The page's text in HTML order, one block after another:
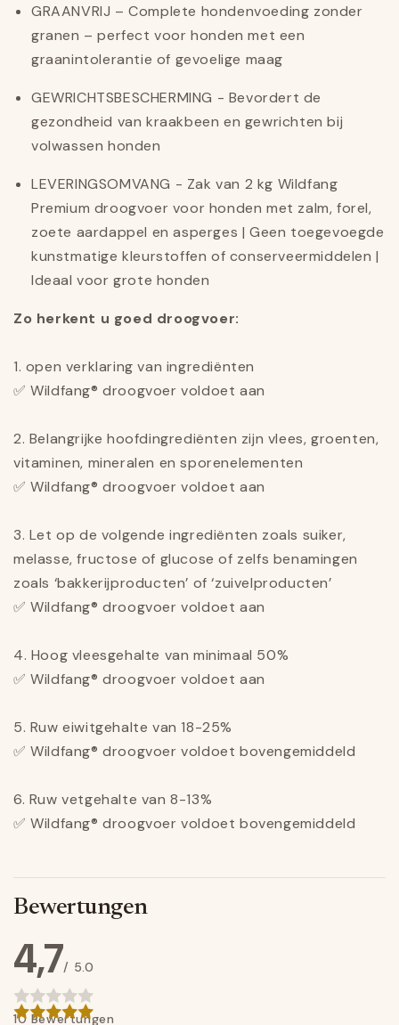
GRAANVRIJ – Complete hondenvoeding zonder
granen – perfect voor honden met een
graanintolerantie of gevoelige maag
GEWRICHTSBESCHERMING - Bevordert de
gezondheid van kraakbeen en gewrichten bij
volwassen honden
LEVERINGSOMVANG - Zak van 2 kg Wildfang
Premium droogvoer voor honden met zalm, forel,
zoete aardappel en asperges | Geen toegevoegde
kunstmatige kleurstoffen of conserveermiddelen |
Ideaal voor grote honden
Zo herkent u goed droogvoer:
1. open verklaring van ingrediënten
✅ Wildfang® droogvoer voldoet aan
2. Belangrijke hoofdingrediënten zijn vlees, groenten,
vitaminen, mineralen en sporenelementen
✅ Wildfang® droogvoer voldoet aan
3. Let op de volgende ingrediënten zoals suiker,
melasse, fructose of glucose of zelfs benamingen
zoals ‘bakkerijproducten’ of ‘zuivelproducten’
✅ Wildfang® droogvoer voldoet aan
4. Hoog vleesgehalte van minimaal 50%
✅ Wildfang® droogvoer voldoet aan
5. Ruw eiwitgehalte van 18-25%
✅ Wildfang® droogvoer voldoet bovengemiddeld
6. Ruw vetgehalte van 8-13%
✅ Wildfang® droogvoer voldoet bovengemiddeld
Bewertungen
4,7/ 5.0
10 Bewertungen